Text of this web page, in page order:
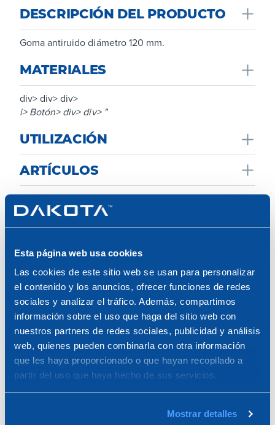
Esta página web usa cookies
Las cookies de este sitio web se usan para personalizar
el contenido y los anuncios, ofrecer funciones de redes
sociales y analizar el tráfico. Además, compartimos
información sobre el uso que haga del sitio web con
nuestros partners de redes sociales, publicidad y análisis
web, quienes pueden combinarla con otra información
que les haya proporcionado o que hayan recopilado a
partir del uso que haya hecho de sus servicios.
Mostrar detalles
DESCRIPCIÓN DEL PRODUCTO
Goma antiruido diámetro 120 mm.
MATERIALES
div> div> div>
i> Botón> div> div> "
UTILIZACIÓN
Espesor 2 mm.
arkimede. P> div> div> div>
ARTÍCULOS
Ampliar pantalla
TER09-1143/G
Junta antiruido para Soporte ARKIMEDE
- esp. 2 mm
ø 120 mm - spess.
2 mm